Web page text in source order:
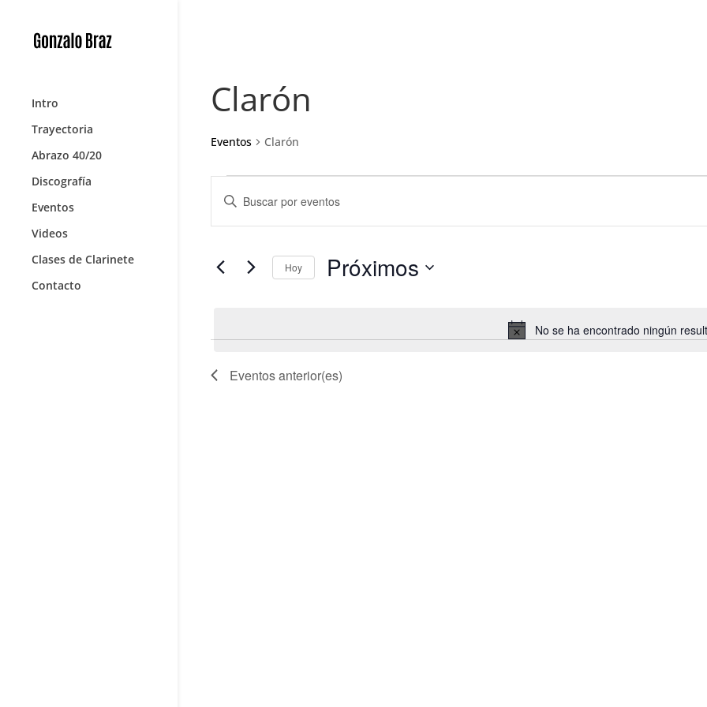
Intro
Trayectoria
Abrazo 40/20
Discografía
Eventos
Videos
Clases de Clarinete
Contacto
Clarón
Eventos Clarón
Eventos
Aviso
No se ha encontrado ningún
Navegación
de
búsqueda
vistas
Introduce
palabra
Busca
palabra
Hoy Próximos
Eventosanterior(es)